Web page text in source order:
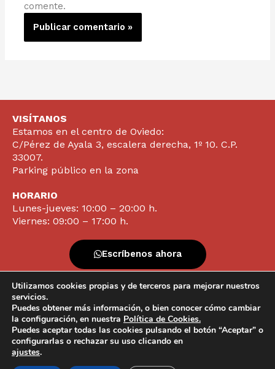
comente.
VISÍTANOS
Estamos en el centro de Oviedo:
C/Pérez de Ayala 3, escalera derecha, 1º 10. C.P.
33007.
Parking público en la zona
HORARIO
Lunes-jueves: 10:00 – 20:00 h.
Viernes: 09:00 – 17:00 h.
Escríbenos ahora
info@clinicavazquezlameiras.com |Protección de datos |
Utilizamos cookies propias y de terceros para mejorar nuestros
servicios.
Puedes obtener más información, o bien conocer cómo cambiar
la configuración, en nuestra Política de Cookies.
Puedes aceptar todas las cookies pulsando el botón “Aceptar” o
configurarlas o rechazar su uso clicando en
ajustes.